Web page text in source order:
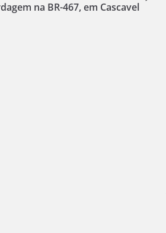
na BR-467, em Cascavel